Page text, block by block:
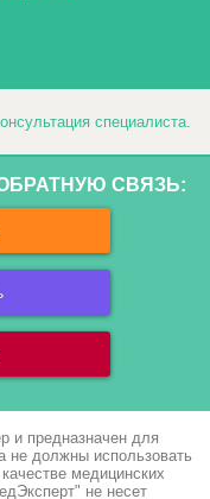
специалиста.
СВЯЗЬ:
и предназначен для
не должны использовать
медицинских
не несет